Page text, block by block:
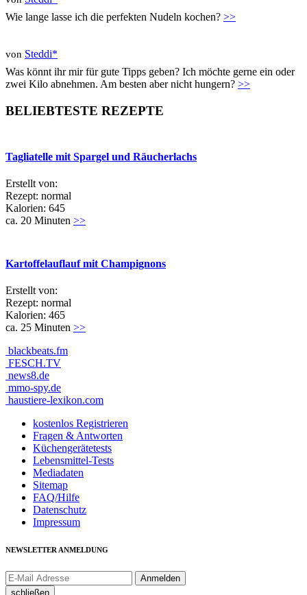
Wie lange lasse ich die perfekten Nudeln kochen? >>
von Steddi*
Was könnt ihr mir für gute Tipps geben? Ich möchte gerne ein oder
zwei Kilo abnehmen. Am besten aber nicht hungern? >>
BELIEBTESTE REZEPTE
Tagliatelle mit Spargel und Räucherlachs
Erstellt von:
Rezept: normal
Kalorien: 645
ca. 20 Minuten >>
Kartoffelauflauf mit Champignons
Erstellt von:
Rezept: normal
Kalorien: 465
ca. 25 Minuten >>
blackbeats.fm
FESCH.TV
news8.de
mmo-spy.de
haustiere-lexikon.com
kostenlos Registrieren
Fragen & Antworten
Küchengerätetests
Lebensmittel-Tests
Mediadaten
Sitemap
FAQ/Hilfe
Datenschutz
Impressum
NEWSLETTER ANMELDUNG
schließen